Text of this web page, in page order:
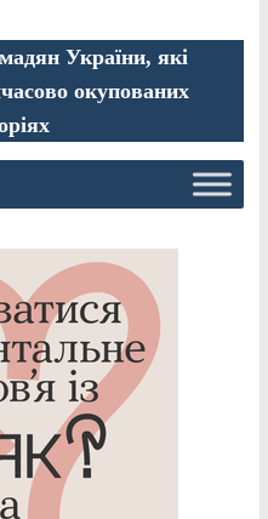
України, які
окупованих